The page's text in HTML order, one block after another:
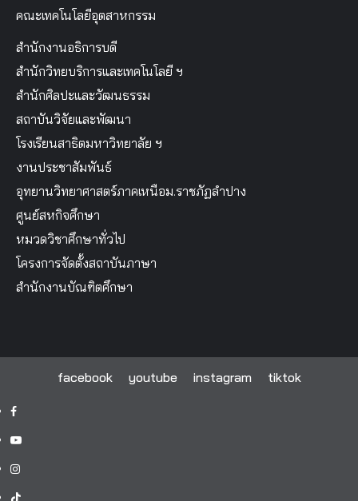
คณะเทคโนโลยีอุตสาหกรรม
สำนักงานอธิการบดี
สำนักวิทยบริการและเทคโนโลยี ฯ
สำนักศิลปะและวัฒนธรรม
สถาบันวิจัยและพัฒนา
โรงเรียนสาธิตมหาวิทยาลัย ฯ
งานประชาสัมพันธ์
อุทยานวิทยาศาสตร์ภาคเหนือม.ราชภัฏลำปาง
ศูนย์สหกิจศึกษา
หมวดวิชาศึกษาทั่วไป
โครงการจัดตั้งสถาบันภาษา
สำนักงานบัณฑิตศึกษา
facebook youtube instagram tiktok
facebook
youtube
instagram
tiktok